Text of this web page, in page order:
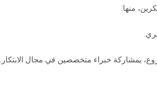
منها:
بمشاركة خبراء متخصصين في مجال الابتكار.